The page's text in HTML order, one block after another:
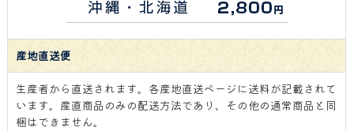
産地直送便
生産者から直送されます。各産地直送ページに送料が記載されて
います。産直商品のみの配送方法であり、その他の通常商品と同
梱はできません。